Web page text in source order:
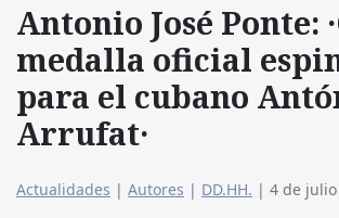
Antonio José Ponte:
medalla oficial
para el cubano
Arrufat·
Actualidades | Autores | DD.HH. | 4 de julio